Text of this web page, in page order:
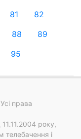
81
82
88
89
95
права
року,
телебачення і